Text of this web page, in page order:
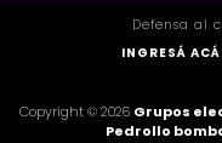
Defensa al
INGRESÁ ACÁ
Copyright © 2026 Grupos
Pedrollo